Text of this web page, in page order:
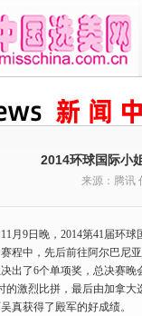
2014环球国际小
来源：腾讯
9日晚，2014第41届环球
程中，先后前往阿尔巴尼
出了6个单项奖，总决赛
的激烈比拼，最后由加拿
真获得了殿军的好成绩。